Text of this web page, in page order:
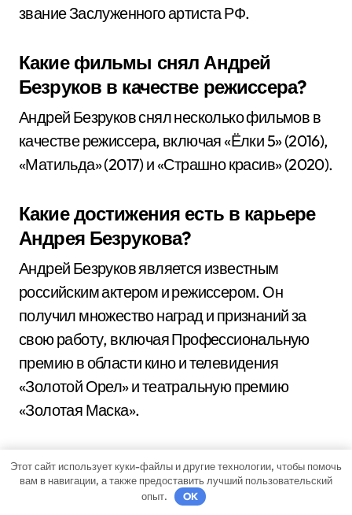
звание Заслуженного артиста РФ.
Какие фильмы снял Андрей
Безруков в качестве режиссера?
Андрей Безруков снял несколько фильмов в
качестве режиссера, включая «Ёлки 5» (2016),
«Матильда» (2017) и «Страшно красив» (2020).
Какие достижения есть в карьере
Андрея Безрукова?
Андрей Безруков является известным
российским актером и режиссером. Он
получил множество наград и признаний за
свою работу, включая Профессиональную
премию в области кино и телевидения
«Золотой Орел» и театральную премию
«Золотая Маска».
Этот сайт использует куки-файлы и другие технологии, чтобы помочь
вам в навигации, а также предоставить лучший пользовательский
опыт.
OK